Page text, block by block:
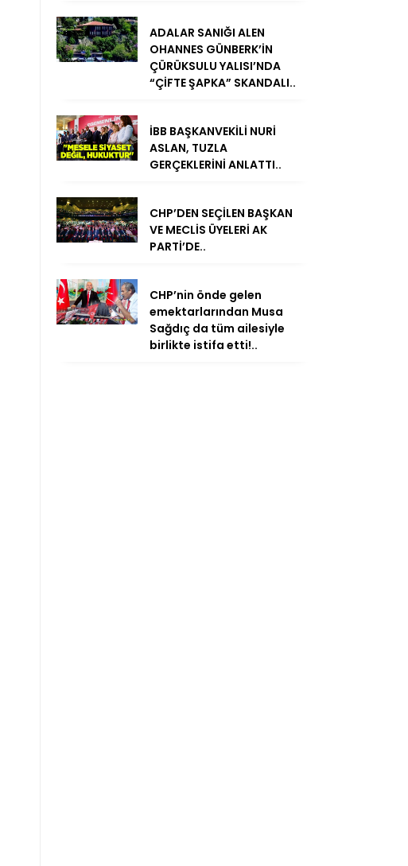
ADALAR SANIĞI ALEN
OHANNES GÜNBERK’İN
ÇÜRÜKSULU YALISI’NDA
“ÇİFTE ŞAPKA” SKANDALI..
İBB BAŞKANVEKİLİ NURİ
ASLAN, TUZLA
GERÇEKLERİNİ ANLATTI..
CHP’DEN SEÇİLEN BAŞKAN
VE MECLİS ÜYELERİ AK
PARTİ’DE..
CHP’nin önde gelen
emektarlarından Musa
Sağdıç da tüm ailesiyle
birlikte istifa etti!..